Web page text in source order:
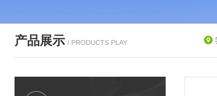
产品展示 / PRODUCTS PLAY